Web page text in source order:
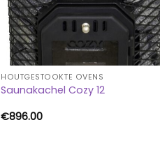
HOUTGESTOOKTE OVENS
Saunakachel Cozy 12
€896.00